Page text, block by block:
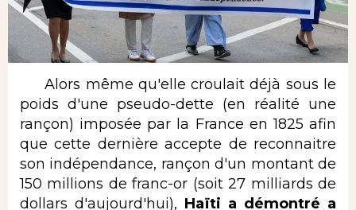
Alors même qu'elle croulait déjà sous le
poids d'une pseudo-dette (en réalité une
rançon) imposée par la France en 1825 afin
que cette dernière accepte de reconnaitre
son indépendance, rançon d'un montant de
150 millions de franc-or (soit 27 milliards de
dollars d'aujourd'hui), Haïti a démontré a